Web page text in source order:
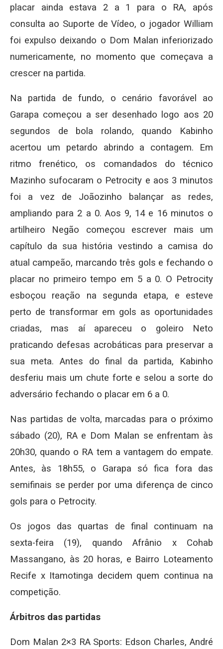
placar ainda estava 2 a 1 para o RA, após
consulta ao Suporte de Vídeo, o jogador William
foi expulso deixando o Dom Malan inferiorizado
numericamente, no momento que começava a
crescer na partida.
Na partida de fundo, o cenário favorável ao
Garapa começou a ser desenhado logo aos 20
segundos de bola rolando, quando Kabinho
acertou um petardo abrindo a contagem. Em
ritmo frenético, os comandados do técnico
Mazinho sufocaram o Petrocity e aos 3 minutos
foi a vez de Joãozinho balançar as redes,
ampliando para 2 a 0. Aos 9, 14 e 16 minutos o
artilheiro Negão começou escrever mais um
capítulo da sua história vestindo a camisa do
atual campeão, marcando três gols e fechando o
placar no primeiro tempo em 5 a 0. O Petrocity
esboçou reação na segunda etapa, e esteve
perto de transformar em gols as oportunidades
criadas, mas aí apareceu o goleiro Neto
praticando defesas acrobáticas para preservar a
sua meta. Antes do final da partida, Kabinho
desferiu mais um chute forte e selou a sorte do
adversário fechando o placar em 6 a 0.
Nas partidas de volta, marcadas para o próximo
sábado (20), RA e Dom Malan se enfrentam às
20h30, quando o RA tem a vantagem do empate.
Antes, às 18h55, o Garapa só fica fora das
semifinais se perder por uma diferença de cinco
gols para o Petrocity.
Os jogos das quartas de final continuam na
sexta-feira (19), quando Afrânio x Cohab
Massangano, às 20 horas, e Bairro Loteamento
Recife x Itamotinga decidem quem continua na
competição.
Árbitros das partidas
Dom Malan 2×3 RA Sports: Edson Charles, André